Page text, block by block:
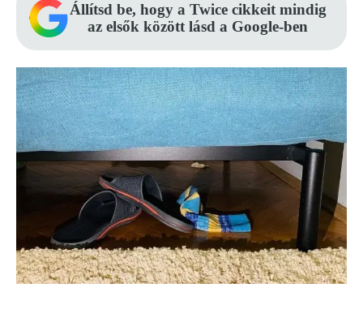
Állítsd be, hogy a Twice cikkeit mindig
az elsők között lásd a Google-ben